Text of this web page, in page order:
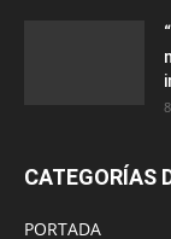
CATEGORÍAS
PORTADA